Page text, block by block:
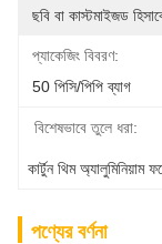
ছবি বা কাস্টমাইজড
প্যাকেজিং বিবরণ:
50 পিসি/পিপি ব্যাগ
বিশেষভাবে তুলে ধরা:
কার্টুন থিম অ্যালুমিনিয়াম
পণ্যের বর্ণনা